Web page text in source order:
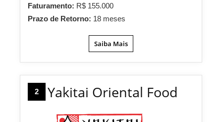
Faturamento: R$ 155.000
Prazo de Retorno: 18 meses
Saiba Mais
2 Yakitai Oriental Food